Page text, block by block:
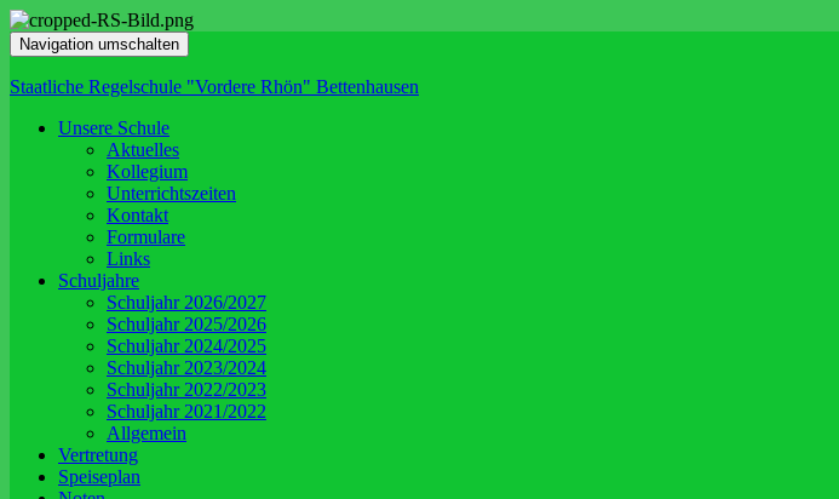
Navigation umschalten
Staatliche Regelschule "Vordere Rhön" Bettenhausen
Unsere Schule
Aktuelles
Kollegium
Unterrichtszeiten
Kontakt
Formulare
Links
Schuljahre
Schuljahr 2026/2027
Schuljahr 2025/2026
Schuljahr 2024/2025
Schuljahr 2023/2024
Schuljahr 2022/2023
Schuljahr 2021/2022
Allgemein
Vertretung
Speiseplan